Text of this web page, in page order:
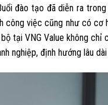
đào tạo đã diễn ra
công việc cũng như có
tại VNG Value không
nghiệp, định hướng lâu